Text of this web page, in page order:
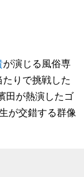
が演じる風俗専
たりで挑戦した
田が熱演したゴ
が交錯する群像